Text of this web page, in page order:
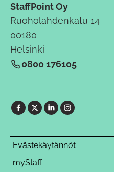
StaffPoint Oy
Ruoholahdenkatu 14
00180
Helsinki
0800 176105
Evästekäytännöt
myStaff